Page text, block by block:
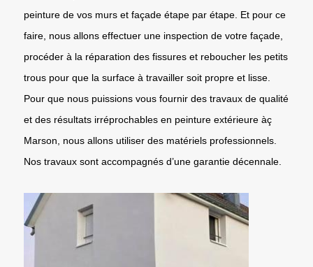
peinture de vos murs et façade étape par étape. Et pour ce
faire, nous allons effectuer une inspection de votre façade,
procéder à la réparation des fissures et reboucher les petits
trous pour que la surface à travailler soit propre et lisse.
Pour que nous puissions vous fournir des travaux de qualité
et des résultats irréprochables en peinture extérieure àç
Marson, nous allons utiliser des matériels professionnels.
Nos travaux sont accompagnés d’une garantie décennale.